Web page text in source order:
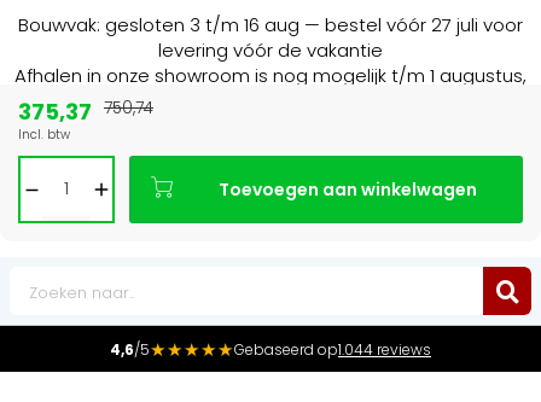
Bouwvak: gesloten 3 t/m 16 aug — bestel vóór 27 juli voor
levering vóór de vakantie
Afhalen in onze showroom is nog mogelijk t/m 1 augustus,
4,6/5★★★★★Gebaseerd op1.044 reviews
375,37
Incl. btw
750,74
Toevoegen aan winkelwagen